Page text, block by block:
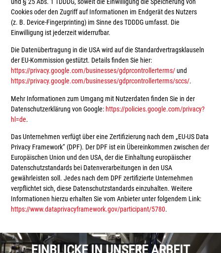
und § 25 Abs. 1 TDDDG, soweit die Einwilligung die Speicherung von
Cookies oder den Zugriff auf Informationen im Endgerät des Nutzers
(z. B. Device-Fingerprinting) im Sinne des TDDDG umfasst. Die
Einwilligung ist jederzeit widerrufbar.
Die Datenübertragung in die USA wird auf die Standardvertragsklauseln
der EU-Kommission gestützt. Details finden Sie hier:
https://privacy.google.com/businesses/gdprcontrollerterms/und
https://privacy.google.com/businesses/gdprcontrollerterms/sccs/.
Mehr Informationen zum Umgang mit Nutzerdaten finden Sie in der
Datenschutzerklärung von Google: https://policies.google.com/privacy?
hl=de.
Das Unternehmen verfügt über eine Zertifizierung nach dem „EU-US Data
Privacy Framework“ (DPF). Der DPF ist ein Übereinkommen zwischen der
Europäischen Union und den USA, der die Einhaltung europäischer
Datenschutzstandards bei Datenverarbeitungen in den USA
gewährleisten soll. Jedes nach dem DPF zertifizierte Unternehmen
verpflichtet sich, diese Datenschutzstandards einzuhalten. Weitere
Informationen hierzu erhalten Sie vom Anbieter unter folgendem Link:
https://www.dataprivacyframework.gov/participant/5780.